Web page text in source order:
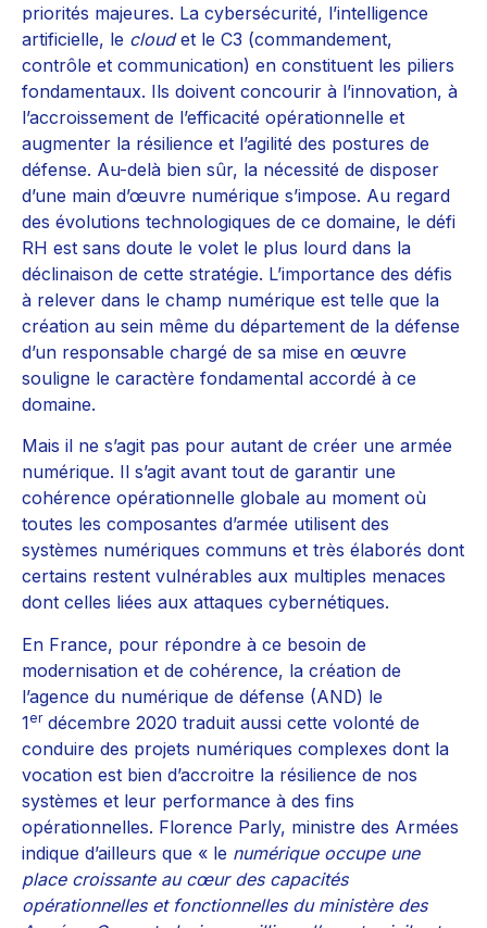
priorités majeures. La cybersécurité, l’intelligence
artificielle, le cloudet le C3 (commandement,
contrôle et communication) en constituent les piliers
fondamentaux. Ils doivent concourir à l’innovation, à
l’accroissement de l’efficacité opérationnelle et
augmenter la résilience et l’agilité des postures de
défense. Au-delà bien sûr, la nécessité de disposer
d’une main d’œuvre numérique s’impose. Au regard
des évolutions technologiques de ce domaine, le défi
RH est sans doute le volet le plus lourd dans la
déclinaison de cette stratégie. L’importance des défis
à relever dans le champ numérique est telle que la
création au sein même du département de la défense
d’un responsable chargé de sa mise en œuvre
souligne le caractère fondamental accordé à ce
domaine.
Mais il ne s’agit pas pour autant de créer une armée
numérique. Il s’agit avant tout de garantir une
cohérence opérationnelle globale au moment où
toutes les composantes d’armée utilisent des
systèmes numériques communs et très élaborés dont
certains restent vulnérables aux multiples menaces
dont celles liées aux attaques cybernétiques.
En France, pour répondre à ce besoin de
modernisation et de cohérence, la création de
l’agence du numérique de défense (AND) le
1erdécembre 2020 traduit aussi cette volonté de
conduire des projets numériques complexes dont la
vocation est bien d’accroitre la résilience de nos
systèmes et leur performance à des fins
opérationnelles. Florence Parly, ministre des Armées
indique d’ailleurs que « le numérique occupe une
place croissante au cœur des capacités
opérationnelles et fonctionnelles du ministère des